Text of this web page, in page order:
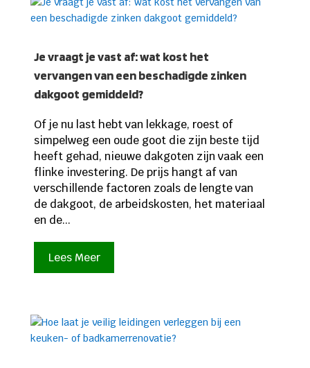
Je vraagt je vast af: wat kost het
vervangen van een beschadigde zinken
dakgoot gemiddeld?
Of je nu last hebt van lekkage, roest of
simpelweg een oude goot die zijn beste tijd
heeft gehad, nieuwe dakgoten zijn vaak een
flinke investering. De prijs hangt af van
verschillende factoren zoals de lengte van
de dakgoot, de arbeidskosten, het materiaal
en de...
Lees Meer